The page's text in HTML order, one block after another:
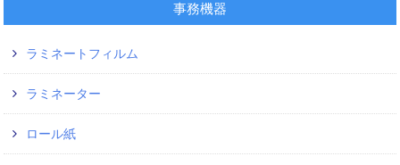
事務機器
ラミネートフィルム
ラミネーター
ロール紙